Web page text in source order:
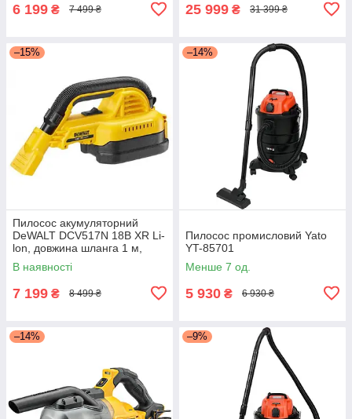
6 199 ₴ 7 499 ₴ 25 999 ₴ 31 399 ₴
–15%
Пилосос акумуляторний
DeWALT DCV517N 18В XR Li-
lon, довжина шланга 1 м,
обсяг пилозбірника 1.9 л,
вага 1.8 кг, без акумулятора
В наявності
7 199 ₴ 8 499 ₴
–14%
Пилосос промисловий Yato
YT-85701
Менше 7 од.
5 930 ₴ 6 930 ₴
–14% –9%